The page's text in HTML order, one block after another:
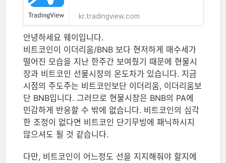
kr.tradingview.com
안녕하세요 웨이입니다.
비트코인이 이더리움/BNB 보다 현저하게 매수세가
떨어진 모습을 지난 한주간 보여줬기 때문에 현물시
장과 비트코인 선물시장의 온도차가 있습니다. 지금
시점의 주도주는 비트코인보단 이더리움, 이더리움보
단 BNB입니다. 그러므로 현물시장은 BNB의 PA에
민감하게 반응할 수 밖에 없습니다. 비트코인의 심각
한 조정이 없다면 비트코인 단기무빙에 패닉하시지
않으셔도 될 것 같습니다.
다만, 비트코인이 어느정도 선을 지지해줘야 할지에